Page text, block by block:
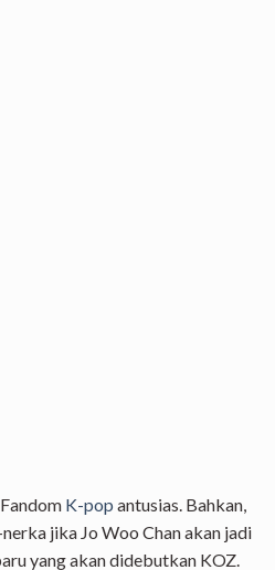
K-pop antusias. Bahkan,
jika Jo Woo Chan akan jadi
yang akan didebutkan KOZ.